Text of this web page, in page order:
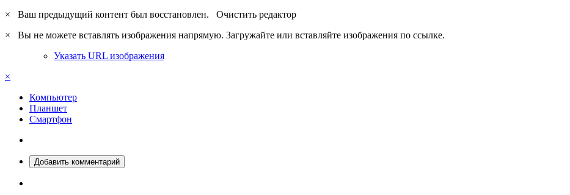
×
Ваш предыдущий контент был восстановлен. Очистить редактор
×
Вы не можете вставлять изображения напрямую. Загружайте или вставляйте изображения по ссылке.
Указать URL изображения
×
Компьютер
Планшет
Смартфон
Добавить комментарий